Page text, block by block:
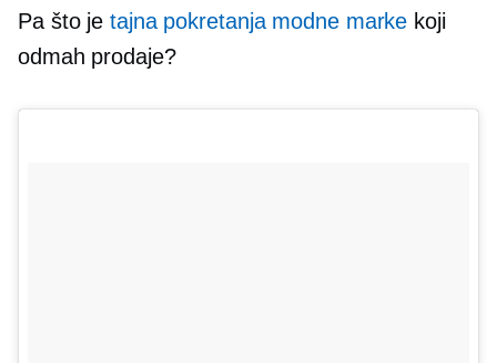
Pa što jetajna pokretanja modne marke koji
odmah prodaje?